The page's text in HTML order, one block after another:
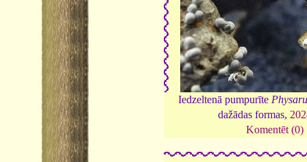
Iedzeltenā pumpurīte
dažādas formas,
Komentēt (0)